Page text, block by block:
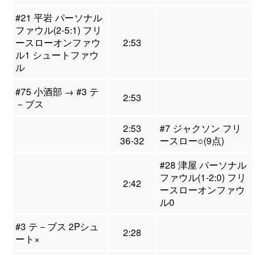
#21 平岩 パーソナル
ファウル(2-5:1) フリ
ースローオンファウ
ル1 シュートファウ
ル
2:53
#75 小酒部 → #3 テ
－ブス
2:53
2:53
36-32
#7 ジャクソン フリ
ースロー○(9点)
2:42
#28 津屋 パーソナル
ファウル(1-2:0) フリ
ースローオンファウ
ル0
#3 テ－ブス 2Pシュ
ート×
2:28